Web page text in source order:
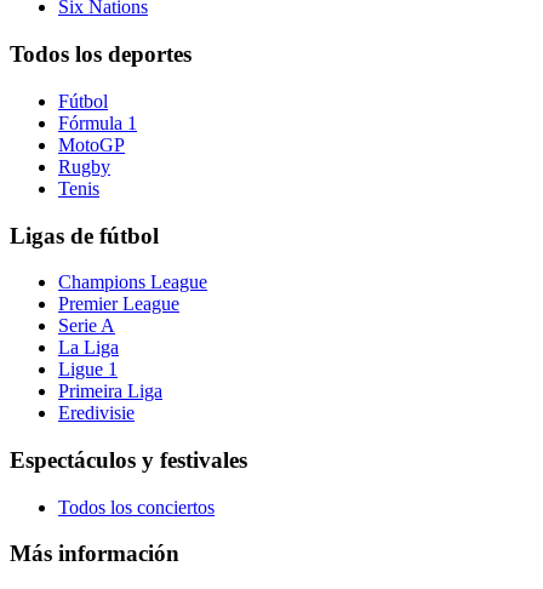
Six Nations
Todos los deportes
Fútbol
Fórmula 1
MotoGP
Rugby
Tenis
Ligas de fútbol
Champions League
Premier League
Serie A
La Liga
Ligue 1
Primeira Liga
Eredivisie
Espectáculos y festivales
Todos los conciertos
Más información